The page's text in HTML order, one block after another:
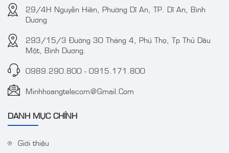
Camera IP 4MP
IPC-HDW2449T-S-PRO
(kbt)
Camera TVT TD-
Water-proof Bullet
29/4H Nguyễn Hiền, Phường Dĩ An, TP. Dĩ An, Bình
Dương
293/15/3 Đường 30 Tháng 4, Phú Thọ, Tp Thủ Dầu
Một, Bình Dương.
0989.290.800 - 0915.171.800
Minhhoangtelecom@gmail.com
DANH MỤC CHÍNH
Giới thiệu